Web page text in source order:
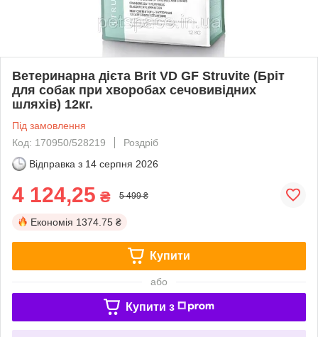
Ветеринарна дієта Brit VD GF Struvite (Бріт
для собак при хворобах сечовивідних
шляхів) 12кг.
Під замовлення
Код: 170950/528219
Роздріб
Відправка з 14 серпня 2026
4 124,25 ₴ 5 499 ₴
Економія 1374.75 ₴
Купити
або
Купити з